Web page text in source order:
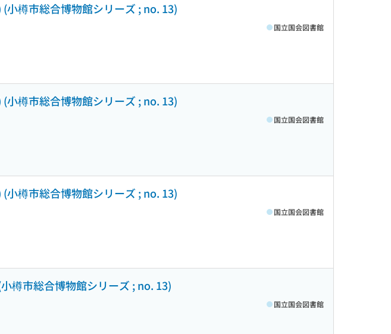
小樽市総合博物館シリーズ ; no. 13)
国立国会図書館
小樽市総合博物館シリーズ ; no. 13)
国立国会図書館
小樽市総合博物館シリーズ ; no. 13)
国立国会図書館
樽市総合博物館シリーズ ; no. 13)
国立国会図書館